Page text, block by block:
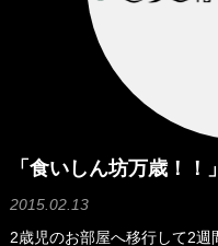
「食いしん坊万歳！
2015.02.13
2歳児のお部屋へ移行して2週